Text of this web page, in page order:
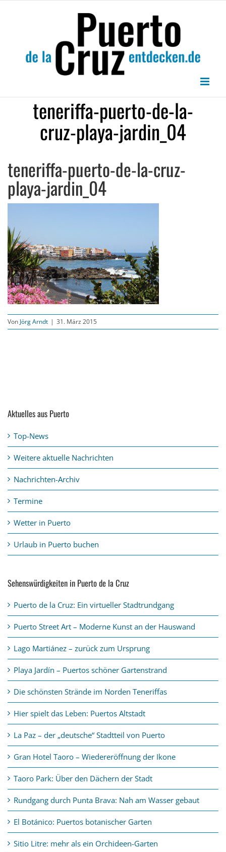
teneriffa-puerto-de-la-
cruz-playa-jardin_04
teneriffa-puerto-de-la-cruz-
playa-jardin_04
Von Jörg Arndt | 31. März 2015
Aktuelles aus Puerto
Top-News
Weitere aktuelle Nachrichten
Nachrichten-Archiv
Termine
Wetter in Puerto
Urlaub in Puerto buchen
Sehenswürdigkeiten in Puerto de la Cruz
Puerto de la Cruz: Ein virtueller Stadtrundgang
Puerto Street Art – Moderne Kunst an der Hauswand
Lago Martiánez – zurück zum Ursprung
Playa Jardín – Puertos schöner Gartenstrand
Die schönsten Strände im Norden Teneriffas
Hier spielt das Leben: Puertos Altstadt
La Paz – der „deutsche“ Stadtteil von Puerto
Gran Hotel Taoro – Wiedereröffnung der Ikone
Taoro Park: Über den Dächern der Stadt
Rundgang durch Punta Brava: Nah am Wasser gebaut
El Botánico: Puertos botanischer Garten
Sitio Litre: mehr als ein Orchideen-Garten